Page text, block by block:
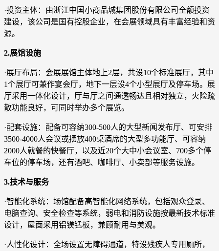
·投资主体：由浙江中国小商品城集团股份有限公司全额投资
建设，该公司是国有控股企业，在会展领域具有丰富经验和资
源。
2.展馆设施
·展厅布局：会展展馆主体地上2层，共设10个标准展厅，其中
1个展厅可兼作宴会厅，地下一层设4个小型展厅及停车场。展
厅采用一体化设计，厅与厅之间通透畅达且相对独立，火险疏
散功能良好，可同时举办多个展览。
·配套设施：配备可容纳300-500人的大型新闻发布厅、可安排
3500-4000人会议或摆放400桌酒席的大型多功能厅、可容纳
2000人就餐的快餐厅，以及近20个大中小会议室、700多个停
车位的停车场，还有酒吧、咖啡厅、小卖部等服务设施。
3.技术与服务
·智能化系统：场馆配备高智能化网络系统，包括观众登录、
电脑查询、安全检查等系统，弱电和消防设施按最新技术标准
设计，屋面采用铝镁锰板，兼顾耐用与美观。
·人性化设计：全场设置无障碍通道，特设残疾人专用厕所，